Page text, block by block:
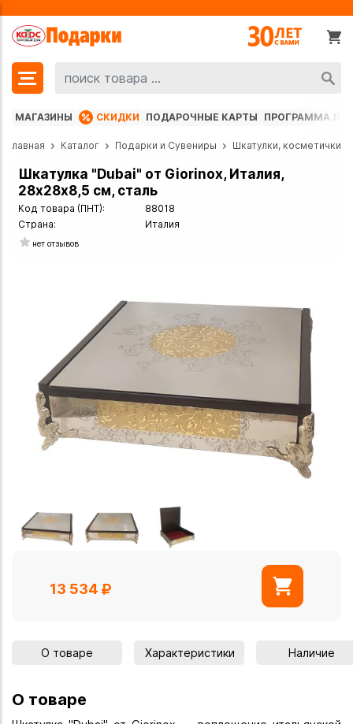
МАГАЗИНЫ СКИДКИ ПОДАРОЧНЫЕ КАРТЫ ПРОГРАММА
Главная Каталог Подарки и Сувениры Шкатулки, косметички
Шкатулка "Dubai" от Giorinox, Италия,
28х28х8,5 см, сталь
Код товара (ПНТ):
88018
Страна:
Италия
нет отзывов
13 534
О товаре Характеристики Наличие
О товаре